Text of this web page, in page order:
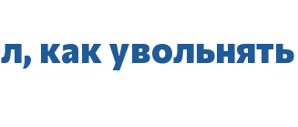
как